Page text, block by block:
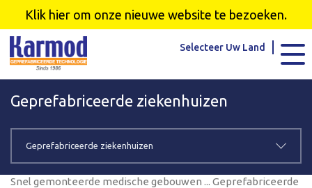
Karmod العربية
Karmod Deutsche Karmod Français
Karmod Україна
Karmod Europe Karmod Netherlands
Klik hier om onze nieuwe website te bezoeken.
Selecteer Uw Land
Geprefabriceerde ziekenhuizen
Geprefabriceerde ziekenhuizen
Snel gemonteerde medische gebouwen ... Geprefabriceerde